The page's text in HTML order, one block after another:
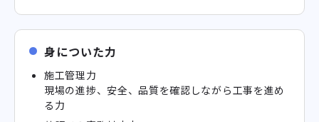
身についた力
施工管理力
現場の進捗、安全、品質を確認しながら工事を進め
る力